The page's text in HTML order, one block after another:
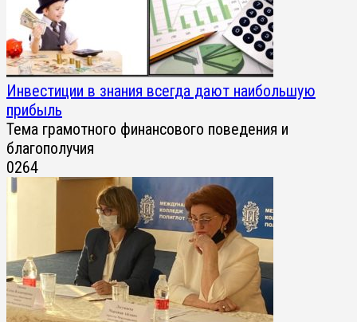
Инвестиции в знания всегда дают наибольшую
прибыль
Тема грамотного финансового поведения и
благополучия
0264